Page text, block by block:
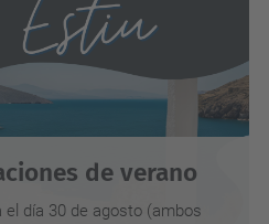
de verano
día 30 de agosto (ambos